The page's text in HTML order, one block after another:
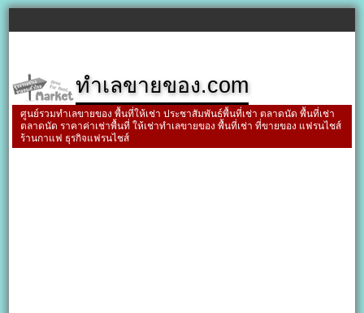
ทำเลขายของ.com
ศูนย์รวมทำเลขายของ พื้นที่ให้เช่า ประชาสัมพันธ์พื้นที่เช่า ตลาดนัด พื้นที่เช่า
ตลาดนัด ราคาค่าเช่าพื้นที่ ให้เช่าทำเลขายของ พื้นที่เช่า ที่ขายของ แฟรนไชส์
ร้านกาแฟ ธุรกิจแฟรนไชส์